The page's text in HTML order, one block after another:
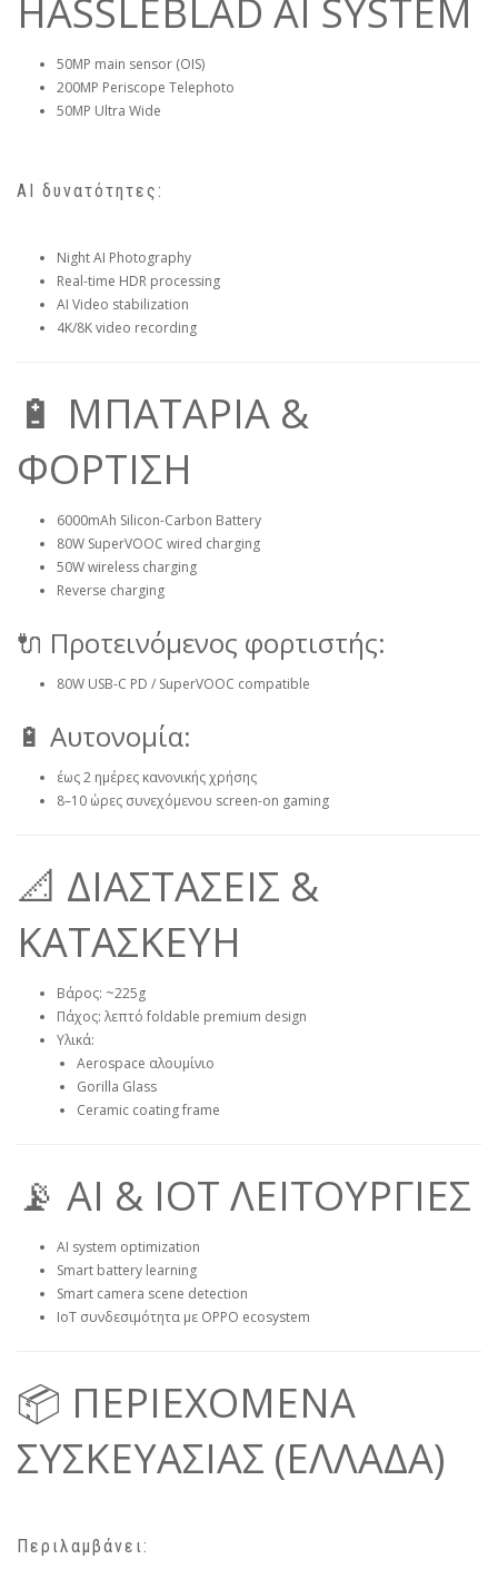
HASSLEBLAD AI SYSTEM
50MP main sensor (OIS)
200MP Periscope Telephoto
50MP Ultra Wide
AI δυνατότητες:
Night AI Photography
Real-time HDR processing
AI Video stabilization
4K/8K video recording
🔋 ΜΠΑΤΑΡΙΑ &
ΦΟΡΤΙΣΗ
6000mAh Silicon-Carbon Battery
80W SuperVOOC wired charging
50W wireless charging
Reverse charging
🔌 Προτεινόμενος φορτιστής:
80W USB-C PD / SuperVOOC compatible
🔋 Αυτονομία:
έως 2 ημέρες κανονικής χρήσης
8–10 ώρες συνεχόμενου screen-on gaming
📐 ΔΙΑΣΤΑΣΕΙΣ &
ΚΑΤΑΣΚΕΥΗ
Βάρος: ~225g
Πάχος: λεπτό foldable premium design
Υλικά:
Aerospace αλουμίνιο
Gorilla Glass
Ceramic coating frame
📡 AI & IOT ΛΕΙΤΟΥΡΓΙΕΣ
AI system optimization
Smart battery learning
Smart camera scene detection
IoT συνδεσιμότητα με OPPO ecosystem
📦 ΠΕΡΙΕΧΟΜΕΝΑ
ΣΥΣΚΕΥΑΣΙΑΣ (ΕΛΛΑΔΑ)
Περιλαμβάνει: